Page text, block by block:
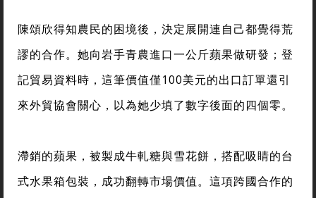
陳頌欣得知農民的困境後，決定展開連自己都覺得荒
謬的合作。她向岩手青農進口一公斤蘋果做研發；登
記貿易資料時，這筆價值僅100美元的出口訂單還引
來外貿協會關心，以為她少填了數字後面的四個零。
滯銷的蘋果，被製成牛軋糖與雪花餅，搭配吸睛的台
式水果箱包裝，成功翻轉市場價值。這項跨國合作的